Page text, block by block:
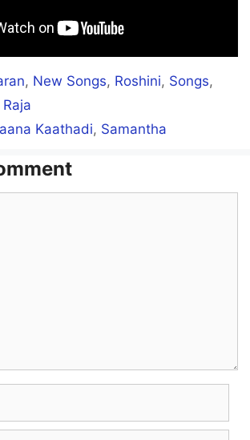
muthaan
renguthae
, New Songs, Roshini, Songs,
Kaathadi, Samantha